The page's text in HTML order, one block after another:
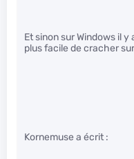
Et sinon sur Windows il
plus facile de cracher
Kornemuse a écrit :